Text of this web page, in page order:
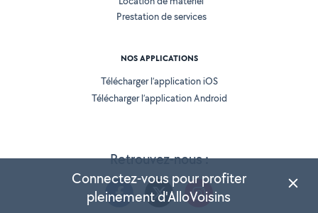
Retrouvez-nous :
Prestation de services
NOS APPLICATIONS
Télécharger l’application iOS
Télécharger l’application Android
Connectez-vous pour profiter
pleinement d'AlloVoisins